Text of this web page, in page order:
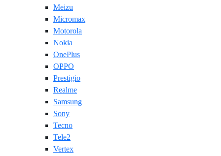
Meizu
Micromax
Motorola
Nokia
OnePlus
OPPO
Prestigio
Realme
Samsung
Sony
Tecno
Tele2
Vertex